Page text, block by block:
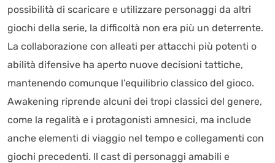
possibilità di scaricare e utilizzare personaggi da altri
giochi della serie, la difficoltà non era più un deterrente.
La collaborazione con alleati per attacchi più potenti o
abilità difensive ha aperto nuove decisioni tattiche,
mantenendo comunque l’equilibrio classico del gioco.
Awakening riprende alcuni dei tropi classici del genere,
come la regalità e i protagonisti amnesici, ma include
anche elementi di viaggio nel tempo e collegamenti con
giochi precedenti. Il cast di personaggi amabili e